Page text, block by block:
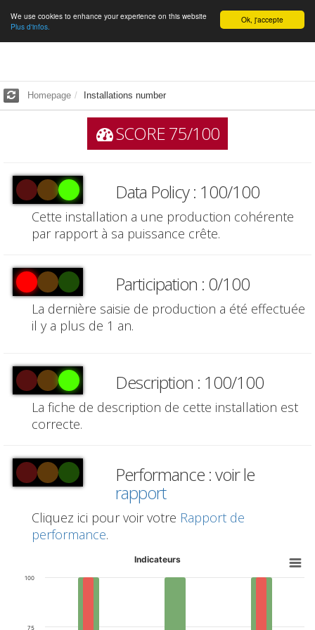
English Ok, j'accepte
We use cookies to enhance your experience on this website
Plus d'infos.
Homepage Installations number
SCORE 75/100
Data Policy : 100/100
Cette installation a une production cohérente
par rapport à sa puissance crête.
Participation : 0/100
La dernière saisie de production a été effectuée
il y a plus de 1 an.
Description : 100/100
La fiche de description de cette installation est
correcte.
Performance : voir le
rapport
Cliquez ici pour voir votre Rapport de
performance.
Indicateurs
75
100